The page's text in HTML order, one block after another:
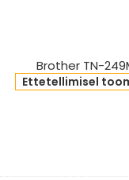
Brother TN-
Ettetellimisel